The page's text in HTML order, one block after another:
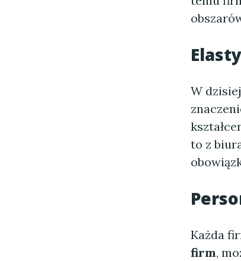
W
to z
Każda
firm,